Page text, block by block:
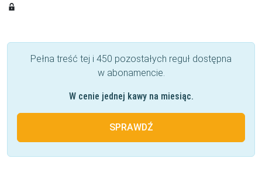
Pełna treść tej i 450 pozostałych reguł dostępna
w abonamencie.
W cenie jednej kawy na miesiąc.
SPRAWDŹ